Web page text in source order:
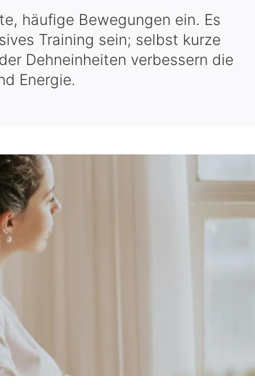
häufige Bewegungen ein. Es
Training sein; selbst kurze
Dehneinheiten verbessern die
Energie.